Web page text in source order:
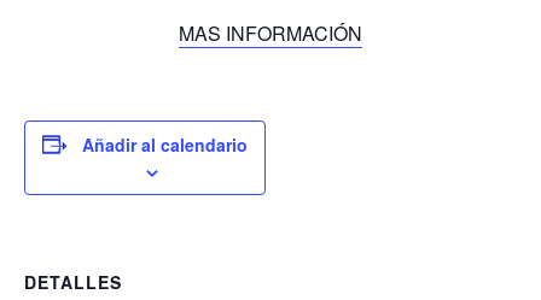
MAS INFORMACIÓN
Añadir al calendario
DETALLES